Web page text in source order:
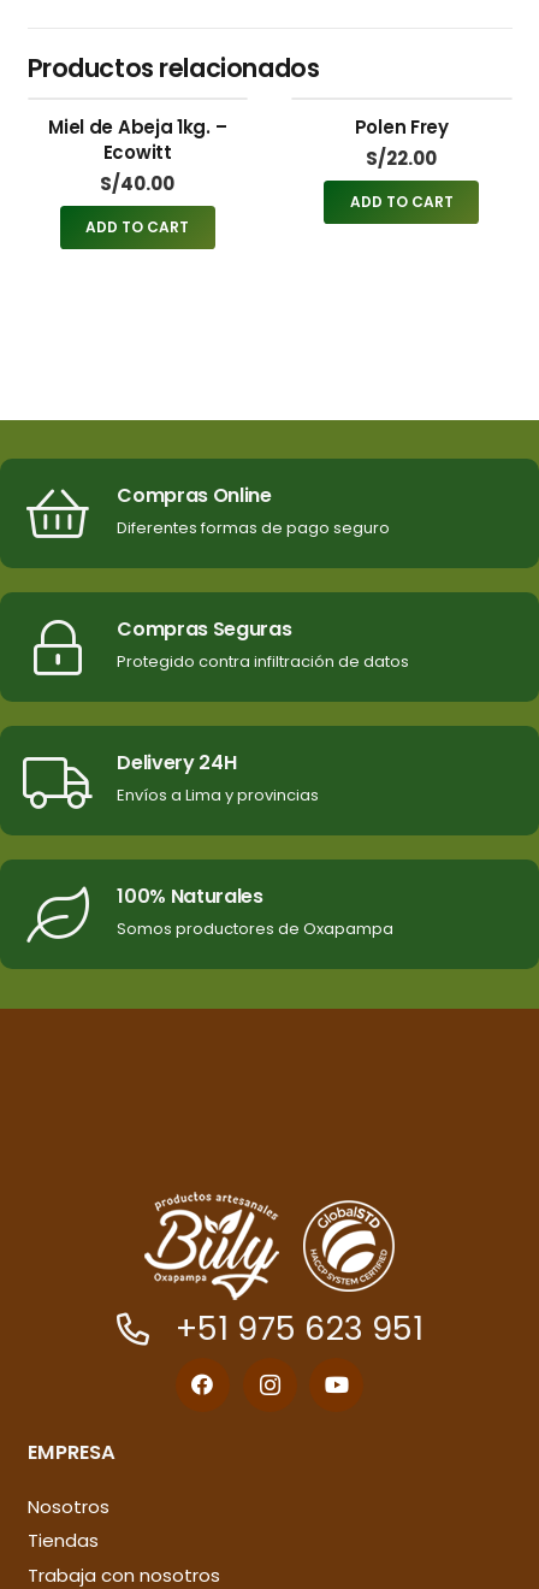
Productos relacionados
Miel de Abeja 1kg. –
Ecowitt
S/40.00
ADD TO CART
Polen Frey
S/22.00
ADD TO CART
Compras Online
Diferentes formas de pago seguro
Compras Seguras
Protegido contra infiltración de datos
Delivery 24H
Envíos a Lima y provincias
100% Naturales
Somos productores de Oxapampa
+51 975 623 951
EMPRESA
Nosotros
Tiendas
Trabaja con nosotros